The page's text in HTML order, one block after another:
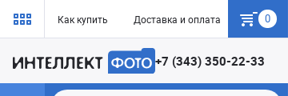
Как купить Доставка и оплата Гарантия
0
+7 (343) 350-22-33